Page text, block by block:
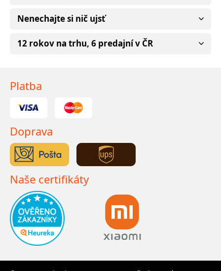
Nenechajte si nič ujsť
12 rokov na trhu, 6 predajní v ČR
Platba
Doprava
Naše certifikáty